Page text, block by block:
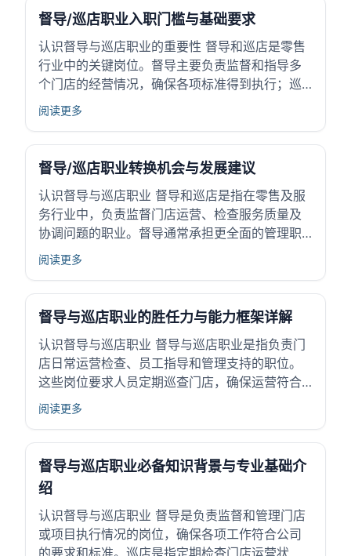
题、协调资源和推动优化，保证门店正常运作。
对...
督导/巡店职业入职门槛与基础要求
认识督导与巡店职业的重要性 督导和巡店是零售
行业中的关键岗位。督导主要负责监督和指导多
个门店的经营情况，确保各项标准得到执行；巡
店则是定期检查门店运营，发现问题并提供改进
质量起着重要作用。 随着市场竞争加剧，企业越
来越重视门店管理，这使得督导与巡店岗位需求
稳...
阅读更多
督导/巡店职业转换机会与发展建议
认识督导与巡店职业 督导和巡店是指在零售及服
务行业中，负责监督门店运营、检查服务质量及
协调问题的职业。督导通常承担更全面的管理职
责，巡店主要负责现场检查和问题反馈。这个职
准统一，提升企业整体形象和客户满意度。对于
零售和连锁服务行业，这种角色能确保门店按照
总部...
阅读更多
督导与巡店职业的胜任力与能力框架详解
认识督导与巡店职业 督导与巡店职业是指负责门
店日常运营检查、员工指导和管理支持的职位。
这些岗位要求人员定期巡查门店，确保运营符合
标准，发现并解决实际问题，保障服务质量和销
店，是维持品牌形象和市场竞争力的关键。 职业
价值体现在优化门店运营效率，提升顾客体验，
促...
阅读更多
督导与巡店职业必备知识背景与专业基础介
绍
认识督导与巡店职业 督导是负责监督和管理门店
或项目执行情况的岗位，确保各项工作符合公司
的要求和标准。巡店是指定期检查门店运营状